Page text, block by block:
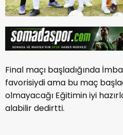
Final maçı başladığında
favorisiydi ama bu maç
olmayacağı Eğitimin iyi
alabilir dedirtti.